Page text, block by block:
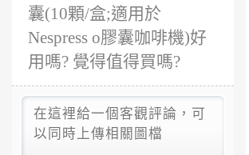
囊(10顆/盒;適用於
Nespress o膠囊咖啡機)好
用嗎? 覺得值得買嗎?